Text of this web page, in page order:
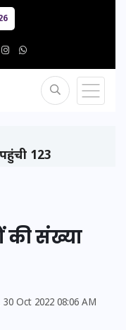
123
की संख्या
30 Oct 2022 08:06 AM